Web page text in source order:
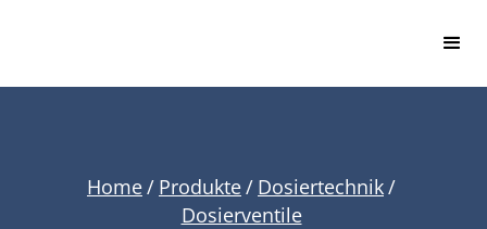
Home/ Produkte/ Dosiertechnik/
Dosierventile